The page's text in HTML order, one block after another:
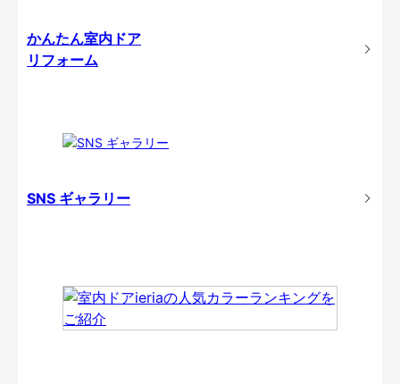
かんたん室内ドア
リフォーム
SNS ギャラリー